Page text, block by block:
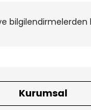
Kurumsal